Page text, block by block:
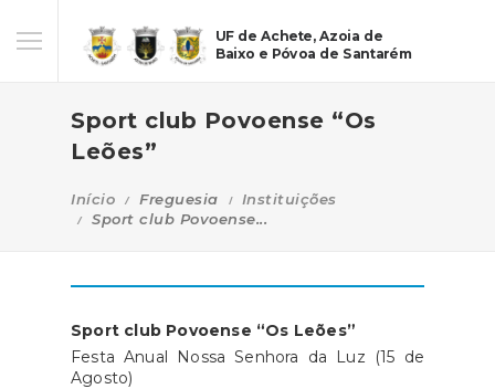
UF de Achete, Azoia de
Baixo e Póvoa de Santarém
Sport club Povoense “Os
Leões”
Início Freguesia
Instituições
Sport club Povoense...
Sport club Povoense “Os Leões”
Festa Anual Nossa Senhora da Luz (15 de
Agosto)